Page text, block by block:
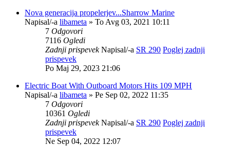
Nova generacija propelerjev...Sharrow Marine
Napisal/-a libameta » To Avg 03, 2021 10:11
7 Odgovori
7116 Ogledi
Zadnji prispevekNapisal/-a SR 290 Poglej zadnji
prispevek
Po Maj 29, 2023 21:06
Electric Boat With Outboard Motors Hits 109 MPH
Napisal/-a libameta » Pe Sep 02, 2022 11:35
7 Odgovori
10361 Ogledi
Zadnji prispevekNapisal/-a SR 290 Poglej zadnji
prispevek
Ne Sep 04, 2022 12:07